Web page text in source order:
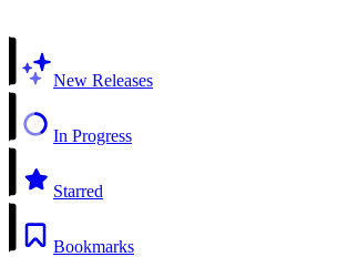
New Releases
In Progress
Starred
Bookmarks